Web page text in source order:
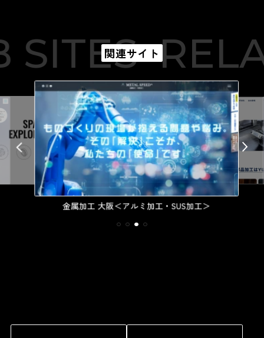
関連サイト
金属加工 大阪＜アルミ加工・SUS加工＞